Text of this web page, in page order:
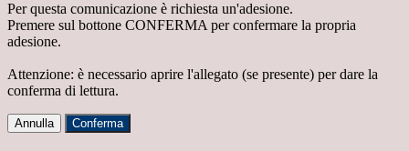
Per questa comunicazione è richiesta un'adesione.
Premere sul bottone CONFERMA per confermare la propria
adesione.
Attenzione: è necessario aprire l'allegato (se presente) per dare la
conferma di lettura.
Annulla Conferma